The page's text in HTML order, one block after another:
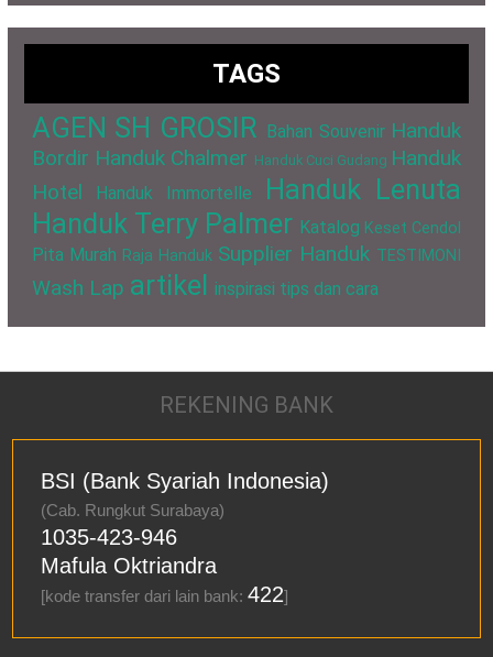
TAGS
AGEN SH GROSIR Bahan Souvenir Handuk
Bordir Handuk Chalmer Handuk Cuci Gudang Handuk
Hotel
Handuk Immortelle
Handuk Lenuta
Handuk Terry Palmer Katalog Keset Cendol
Pita Murah Raja Handuk Supplier Handuk TESTIMONI
Wash Lap artikel inspirasi tips dan cara
REKENING BANK
BSI (Bank Syariah Indonesia)
(Cab. Rungkut Surabaya)
1035-423-946
Mafula Oktriandra
[kode transfer dari lain bank:422]